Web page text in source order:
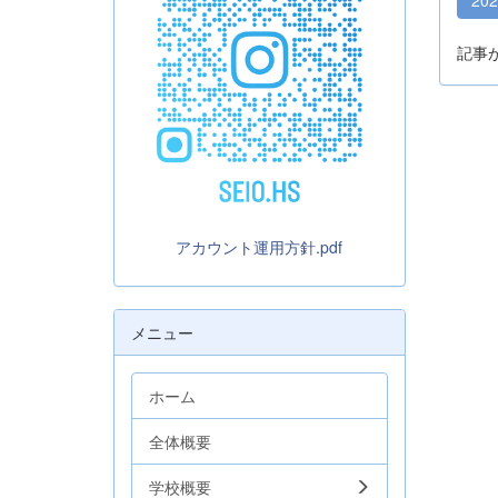
記事
アカウント運用方針.pdf
メニュー
ホーム
全体概要
学校概要